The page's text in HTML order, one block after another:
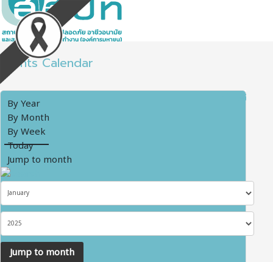
Events Calendar
By Year
By Month
By Week
Today
Jump to month
Jump to month